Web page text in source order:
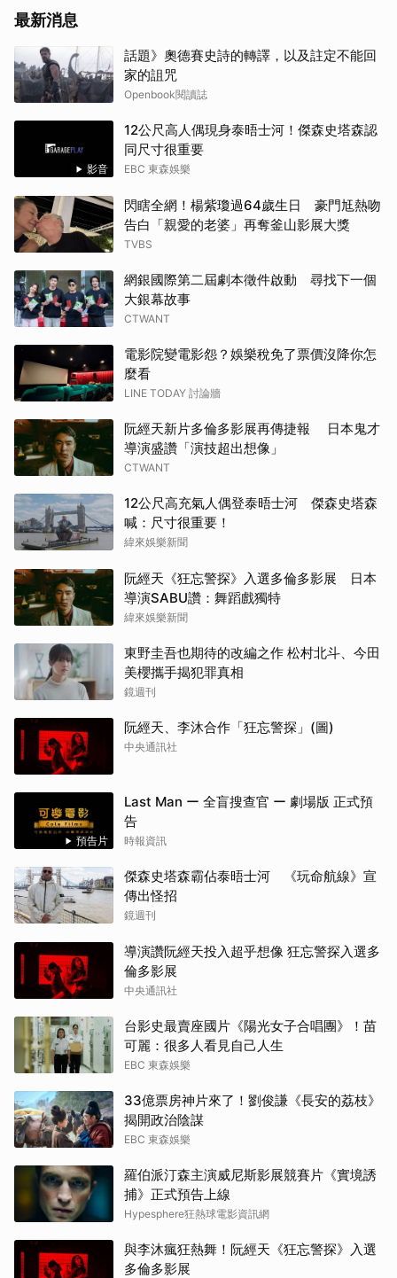
最新消息
話題》奧德賽史詩的轉譯，以及註定不能回
家的詛咒
Openbook閱讀誌
影音
12公尺高人偶現身泰晤士河！傑森史塔森認
同尺寸很重要
EBC 東森娛樂
閃瞎全網！楊紫瓊過64歲生日 豪門尪熱吻
告白「親愛的老婆」再奪釜山影展大獎
TVBS
網銀國際第二屆劇本徵件啟動 尋找下一個
大銀幕故事
CTWANT
電影院變電影怨？娛樂稅免了票價沒降你怎
麼看
LINE TODAY 討論牆
阮經天新片多倫多影展再傳捷報 日本鬼才
導演盛讚「演技超出想像」
CTWANT
12公尺高充氣人偶登泰晤士河 傑森史塔森
喊：尺寸很重要！
緯來娛樂新聞
阮經天《狂忘警探》入選多倫多影展 日本
導演SABU讚：舞蹈戲獨特
緯來娛樂新聞
東野圭吾也期待的改編之作 松村北斗、今田
美櫻攜手揭犯罪真相
鏡週刊
阮經天、李沐合作「狂忘警探」(圖)
中央通訊社
預告片
Last Man ー 全盲搜查官 ー 劇場版 正式預
告
時報資訊
傑森史塔森霸佔泰晤士河 《玩命航線》宣
傳出怪招
鏡週刊
導演讚阮經天投入超乎想像 狂忘警探入選多
倫多影展
中央通訊社
台影史最賣座國片《陽光女子合唱團》！苗
可麗：很多人看見自己人生
EBC 東森娛樂
33億票房神片來了！劉俊謙《長安的荔枝》
揭開政治陰謀
EBC 東森娛樂
羅伯派汀森主演威尼斯影展競賽片《實境誘
捕》正式預告上線
Hypesphere狂熱球電影資訊網
與李沐瘋狂熱舞！阮經天《狂忘警探》入選
多倫多影展